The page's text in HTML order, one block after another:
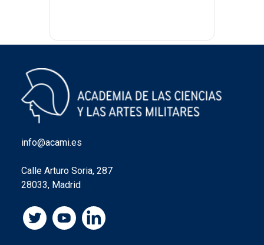
info@acami.es
Calle Arturo Soria, 287
28033, Madrid